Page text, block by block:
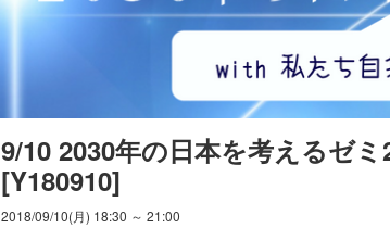
9/10 2030年の日本を考えるゼ
[Y180910]
2018/09/10(月) 18:30 ～ 21:00